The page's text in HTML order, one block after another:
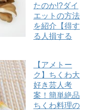
たのか!?ダイ
エットの方法
を紹介【得す
る人損する
【アメトー
ク】ちくわ大
好き芸人考
案！簡単絶品
ちくわ料理の